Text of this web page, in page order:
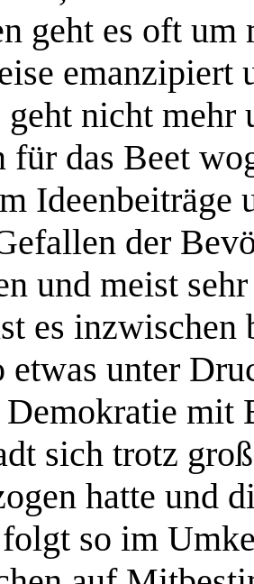
geht es oft um
emanzipiert
geht nicht
für das Beet
Ideenbeiträge
der
und meist
es inzwischen
etwas unter
mit
sich trotz
hatte und
so im